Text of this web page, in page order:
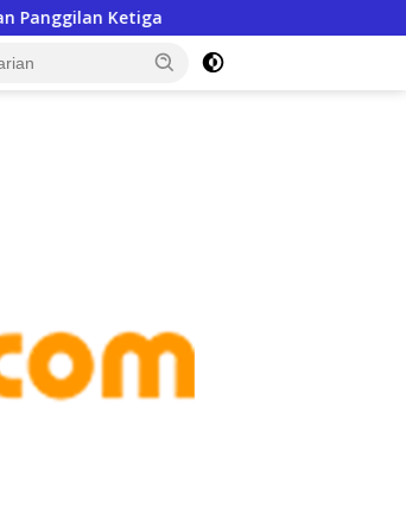
Hendra Kasim: DPRD Malut Jangan